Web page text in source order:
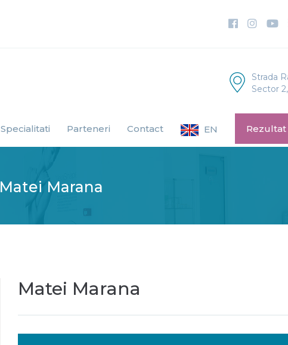
Strada
Sector
Specialitati Parteneri Contact EN Rezultat
Matei Marana
Matei Marana